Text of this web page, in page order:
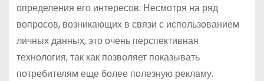
определения его интересов. Несмотря на ряд
вопросов, возникающих в связи с использованием
личных данных, это очень перспективная
технология, так как позволяет показывать
потребителям еще более полезную рекламу.